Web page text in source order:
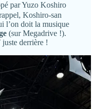
par Yuzo Koshiro
Koshiro-san
l’on doit la musique
(sur Megadrive !).
juste derrière !